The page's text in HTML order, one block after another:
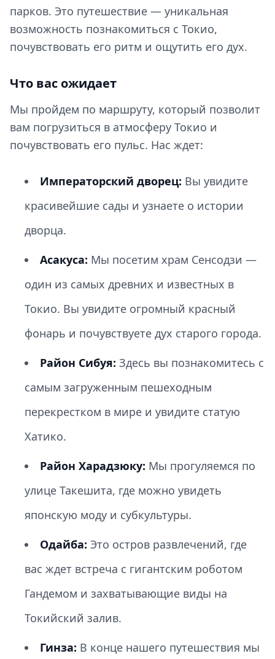
парков. Это путешествие — уникальная
возможность познакомиться с Токио,
почувствовать его ритм и ощутить его дух.
Что вас ожидает
Мы пройдем по маршруту, который позволит
вам погрузиться в атмосферу Токио и
почувствовать его пульс. Нас ждет:
Императорский дворец: Вы увидите
красивейшие сады и узнаете о истории
дворца.
Асакуса: Мы посетим храм Сенсодзи —
один из самых древних и известных в
Токио. Вы увидите огромный красный
фонарь и почувствуете дух старого города.
Район Сибуя: Здесь вы познакомитесь с
самым загруженным пешеходным
перекрестком в мире и увидите статую
Хатико.
Район Харадзюку: Мы прогуляемся по
улице Такешита, где можно увидеть
японскую моду и субкультуры.
Одайба: Это остров развлечений, где
вас ждет встреча с гигантским роботом
Гандемом и захватывающие виды на
Токийский залив.
Гинза: В конце нашего путешествия мы